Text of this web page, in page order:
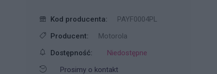
Kod producenta:
PAYF0004PL
Producent:
Motorola
Dostępność:
Niedostępne
Prosimy o kontakt